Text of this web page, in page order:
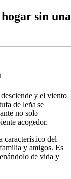
sin una
y el viento
de leña se
no solo
acogedor.
característico del
y amigos. Es
de vida y